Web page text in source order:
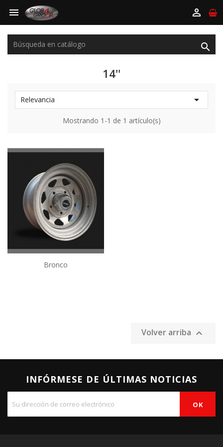
 

14''
Relevancia 
Mostrando 1-1 de 1 artículo(s)
Bronco
Volver arriba 
INFÓRMESE DE ÚLTIMAS NOTICIAS